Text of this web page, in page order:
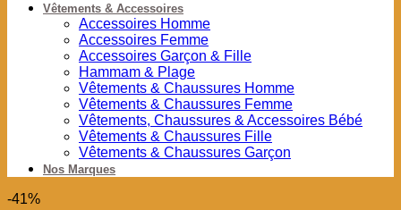
Vêtements & Accessoires
Accessoires Homme
Accessoires Femme
Accessoires Garçon & Fille
Hammam & Plage
Vêtements & Chaussures Homme
Vêtements & Chaussures Femme
Vêtements, Chaussures & Accessoires Bébé
Vêtements & Chaussures Fille
Vêtements & Chaussures Garçon
Nos Marques
-41%